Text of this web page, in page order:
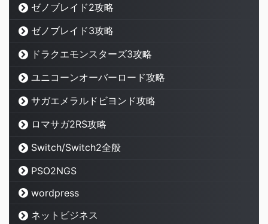
ゼノブレイド2攻略
ゼノブレイド3攻略
ドラクエモンスターズ3攻略
ユニコーンオーバーロード攻略
サガエメラルドビヨンド攻略
ロマサガ2RS攻略
Switch/Switch2全般
PSO2NGS
wordpress
ネットビジネス